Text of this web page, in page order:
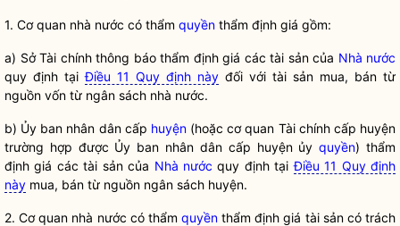
1. Cơ quan nhà nước có thẩm quyền thẩm định giá gồm:
a) Sở Tài chính thông báo thẩm định giá các tài sản của Nhà nước
quy định tạiĐiều 11 Quy định này đối với tài sản mua, bán từ
nguồn vốn từ ngân sách nhà nước.
b) Ủy ban nhân dâncấp huyện(hoặc cơ quan Tài chính cấp huyện
trường hợp được Ủy ban nhân dâncấp huyệnủyquyền)thẩm
định giá các tài sản của Nhà nước quy định tạiĐiều 11 Quy định
này mua, bán từ nguồn ngân sách huyện.
2. Cơ quan nhà nước có thẩm quyền thẩm định giá tài sản có trách